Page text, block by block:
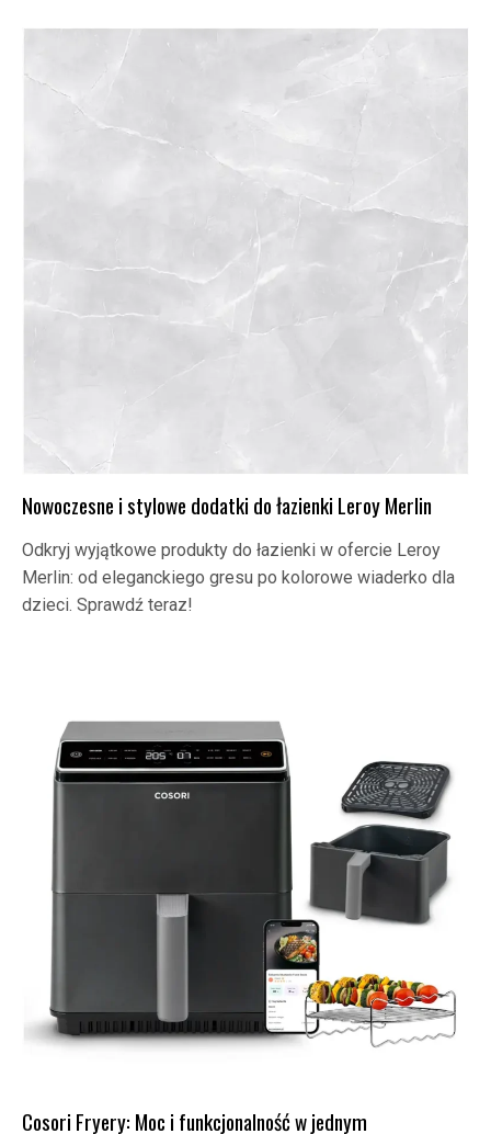
Nowoczesne i stylowe dodatki do łazienki Leroy Merlin
Odkryj wyjątkowe produkty do łazienki w ofercie Leroy
Merlin: od eleganckiego gresu po kolorowe wiaderko dla
dzieci. Sprawdź teraz!
Cosori Fryery: Moc i funkcjonalność w jednym